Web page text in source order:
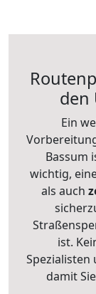
den
Ein
Bassum
wichtig,
als auch
ist.
Spezialisten
damit